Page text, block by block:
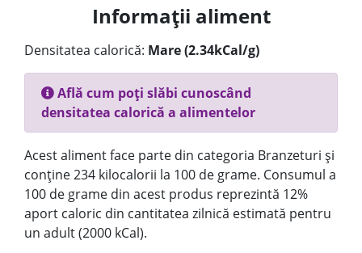
Informații aliment
Densitatea calorică: Mare (2.34kCal/g)
Află cum poți slăbi cunoscând
densitatea calorică a alimentelor
Acest aliment face parte din categoria Branzeturi și
conține 234 kilocalorii la 100 de grame. Consumul a
100 de grame din acest produs reprezintă 12%
aport caloric din cantitatea zilnică estimată pentru
un adult (2000 kCal).